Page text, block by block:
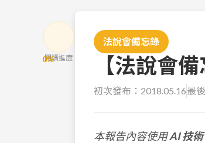
0%
閱讀進度
法說會備忘錄
【法說會
初次發布： 2018.05.16最
本報告內容使用AI 技術